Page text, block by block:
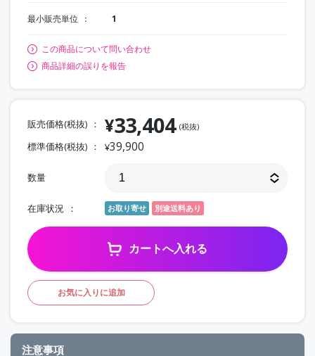
最小販売単位 1
この商品について問い合わせ
商品詳細の誤りを報告
販売価格(税抜) ¥33,404 (税抜)
標準価格(税抜) ¥39,900
数量
在庫状況 お取り寄せ 別途送料あり
カートへ入れる
お気に入りに追加
注意事項